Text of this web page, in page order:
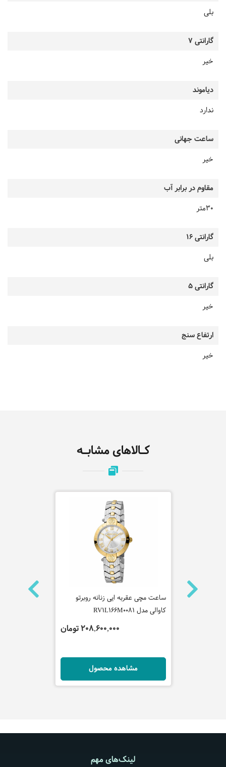
بلی
گارانتی 7
خیر
دیاموند
ندارد
ساعت جهانی
خیر
مقاوم در برابر آب
30متر
گارانتی 16
بلی
گارانتی 5
خیر
ارتفاع سنج
خیر
کـالاهای مشابـه
ساعت مچی
ساعت مچی عقربه ایی زنانه روبرتو
کاوالی مدل RV1L166M0081
208,600,000 تومان
مشاهده محصول
لینک‌های مهم